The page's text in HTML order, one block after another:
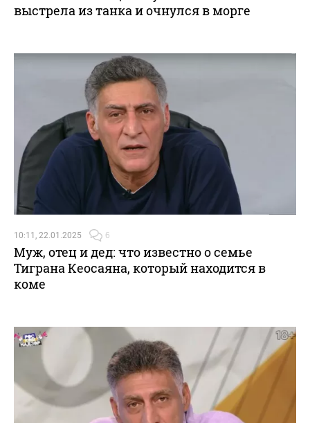
выстрела из танка и очнулся в морге
10:11, 22.01.2025 6
Муж, отец и дед: что известно о семье
Тиграна Кеосаяна, который находится в
коме